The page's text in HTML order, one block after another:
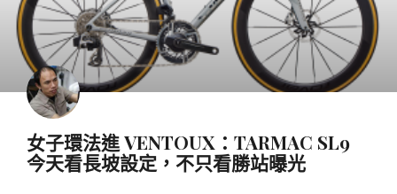
女子環法進 VENTOUX：TARMAC SL9
今天看長坡設定，不只看勝站曝光